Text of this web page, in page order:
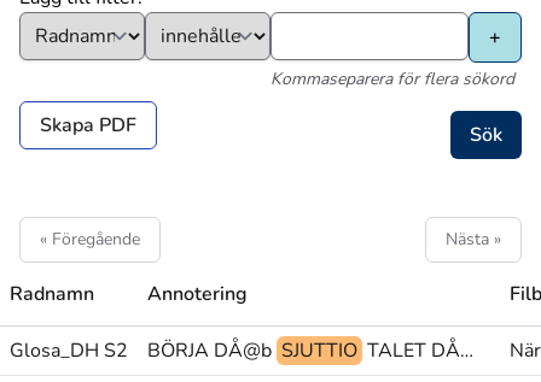
Kommaseparera för flera sökord
Skapa PDF
« Föregående Nästa »
Radnamn Annotering
Glosa_DH S2
HELA-TIDEN(J) BÖRJA DÅ@b SJUTTIO TALET DÅ@b BÖRJA